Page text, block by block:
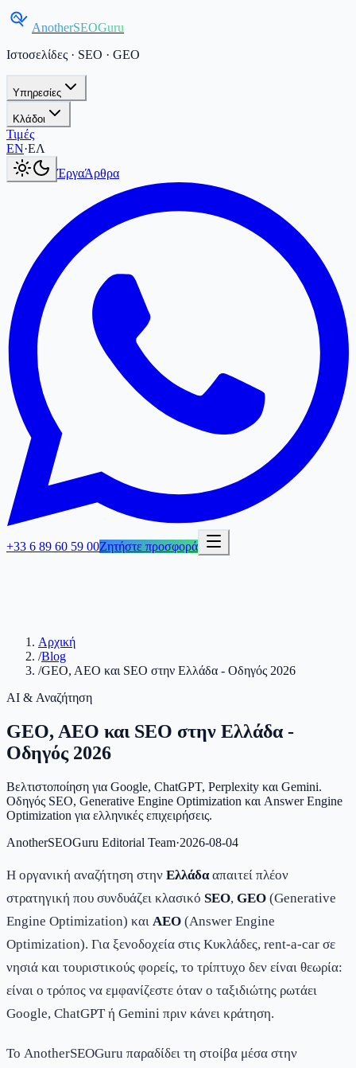
AnotherSEOGuru
Ιστοσελίδες · SEO · GEO
Υπηρεσίες
Κλάδοι
Τιμές
EN·ΕΛ
ΈργαΆρθρα
+33 6 89 60 59 00Ζητήστε προσφορά
Αρχική
/Blog
/GEO, AEO και SEO στην Ελλάδα - Οδηγός 2026
AI & Αναζήτηση
GEO, AEO και SEO στην Ελλάδα -
Οδηγός 2026
Βελτιστοποίηση για Google, ChatGPT, Perplexity και Gemini.
Οδηγός SEO, Generative Engine Optimization και Answer Engine
Optimization για ελληνικές επιχειρήσεις.
AnotherSEOGuru Editorial Team·2026-08-04
Η οργανική αναζήτηση στην Ελλάδααπαιτεί πλέον
στρατηγική που συνδυάζει κλασικό SEO, GEO (Generative
Engine Optimization) και AEO (Answer Engine
Optimization). Για ξενοδοχεία στις Κυκλάδες, rent-a-car σε
νησιά και τουριστικούς φορείς, το τρίπτυχο δεν είναι θεωρία:
είναι ο τρόπος να εμφανίζεστε όταν ο ταξιδιώτης ρωτάει
Google, ChatGPT ή Gemini πριν κάνει κράτηση.
Το AnotherSEOGuru παραδίδει τη στοίβα μέσα στην